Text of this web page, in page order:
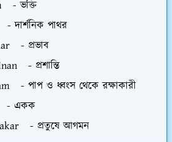
- ভক্তি
পাথর
- প্রভাব
- প্রশান্তি
- পাপ ও ধ্বংস থেকে রক্ষাকারী
- একক
- প্রতুষে আগমন